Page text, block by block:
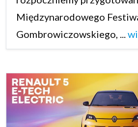
Międzynarodowego
Gombrowiczowskiego, ...